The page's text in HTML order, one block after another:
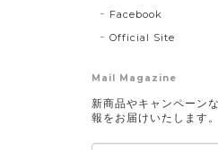
Facebook
Official Site
Mail Magazine
新商品やキャンペーン
報をお届けいたします。